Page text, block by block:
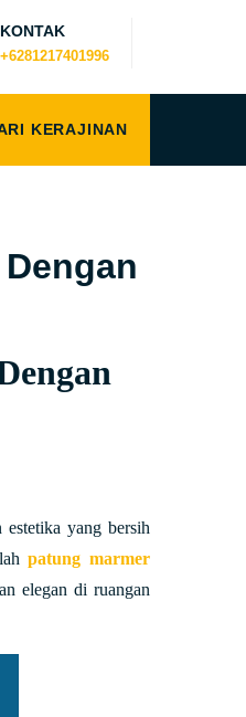
KONTAK
+6281217401996
KERAJINAN
yang bersih
patung marmer
elegan di ruangan